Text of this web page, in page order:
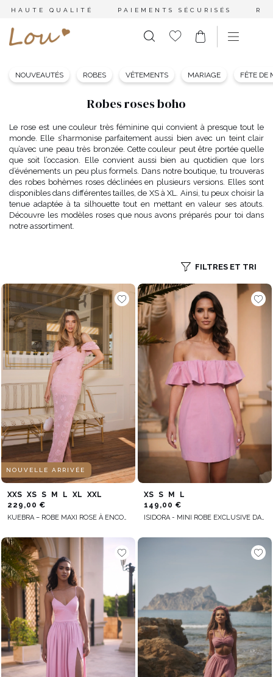
HAUTE QUALITÉ PAIEMENTS SÉCURISÉS
NOUVEAUTÉS ROBES VÊTEMENTS MARIAGE FÊTE DE
Robes roses boho
Le rose est une couleur très féminine qui convient à presque tout le
monde. Elle s’harmonise parfaitement aussi bien avec un teint clair
qu’avec une peau très bronzée. Cette couleur peut être portée quelle
que soit l’occasion. Elle convient aussi bien au quotidien que lors
d’événements un peu plus formels. Dans notre boutique, tu trouveras
des robes bohèmes roses déclinées en plusieurs versions. Elles sont
disponibles dans différentes tailles, de XS à XL. Ainsi, tu peux choisir la
tenue adaptée à ta silhouette tout en mettant en valeur ses atouts.
Découvre les modèles roses que nous avons préparés pour toi dans
notre assortiment.
FILTRES ET TRI
NOUVELLE ARRIVÉE
XXS XS S M L XL
XXL
229,00 €
KUEBRA – ROBE MAXI ROSE À ENCOLURE ESPAGNOLE
XS S M
L
149,00 €
ISIDORA - MINI ROBE EXCLUSIVE DANS UNE NUANCE DE ROSE POUDRÉ